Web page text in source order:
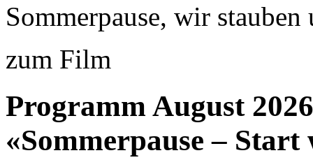
Sommerpause, wir
zum Film
Programm August 2026
«Sommerpause – Start